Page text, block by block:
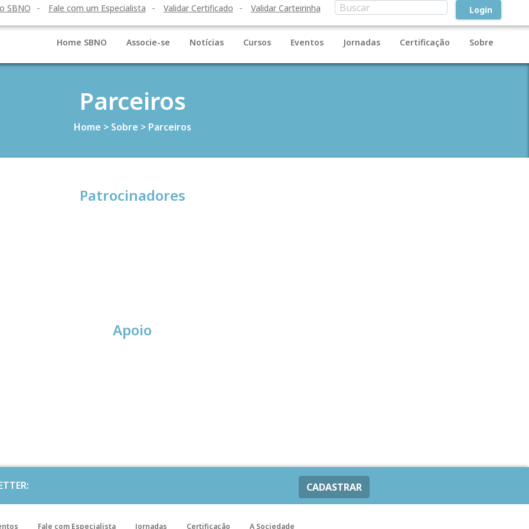
SBNO Fale com um Especialista Validar Certificado Validar Carteirinha Login
Home SBNO Associe-se Notícias Cursos Eventos Jornadas Certificação Sobre
Parceiros
Home > Sobre > Parceiros
Patrocinadores
Apoio
CADASTRAR
Fale com Especialista Jornadas Certificação A Sociedade